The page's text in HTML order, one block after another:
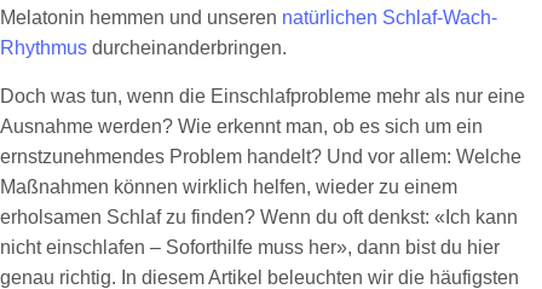
Melatonin hemmen und unseren natürlichen Schlaf-Wach-
Rhythmus durcheinanderbringen.
Doch was tun, wenn die Einschlafprobleme mehr als nur eine
Ausnahme werden? Wie erkennt man, ob es sich um ein
ernstzunehmendes Problem handelt? Und vor allem: Welche
Maßnahmen können wirklich helfen, wieder zu einem
erholsamen Schlaf zu finden? Wenn du oft denkst: «Ich kann
nicht einschlafen – Soforthilfe muss her», dann bist du hier
genau richtig. In diesem Artikel beleuchten wir die häufigsten